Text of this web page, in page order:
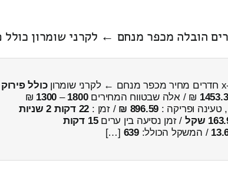
כולל
₪ / אלה שבטווח המחירים1800
–
1300
₪
טעינה ופריקה : 896.59 ₪ / זמן : 22 דקות 2 שניות
שקל / זמן נסיעה בין ערים15 דקות
/ המשקל הכולל:639
[…]